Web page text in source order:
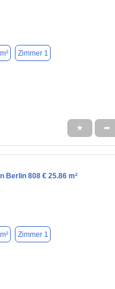
Zimmer 1
★ ➦
Berlin 808 € 25.86 m²
Zimmer 1